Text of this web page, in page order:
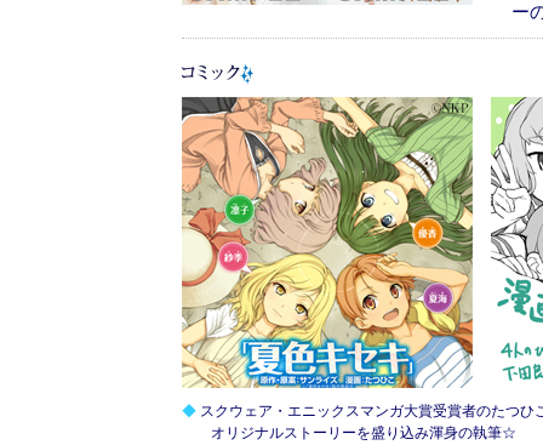
ー
◆ スクウェア・エニックスマンガ大賞受賞者のたつひ
オリジナルストーリーを盛り込み渾身の執筆☆